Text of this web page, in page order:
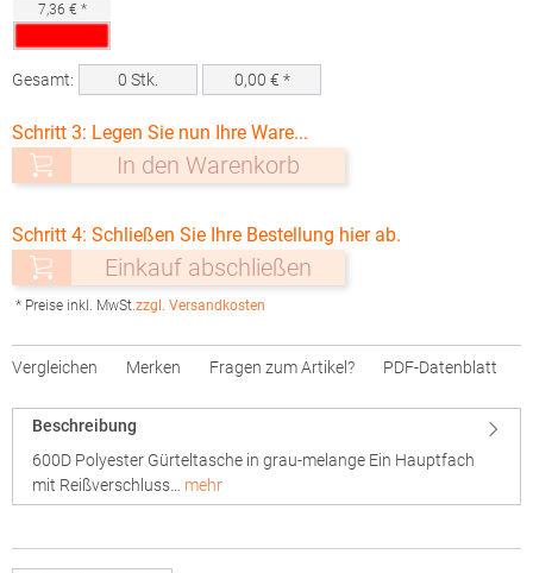
7,36 € *
Gesamt: 0 Stk. 0,00 € *
Schritt 3: Legen Sie nun Ihre Ware...
In den Warenkorb
Schritt 4: Schließen Sie Ihre Bestellung hier ab.
Einkauf abschließen
* Preise inkl. MwSt.zzgl. Versandkosten
Vergleichen Merken Fragen zum Artikel? PDF-Datenblatt
Beschreibung
600D Polyester Gürteltasche in grau-melange Ein Hauptfach
mit Reißverschluss… mehr